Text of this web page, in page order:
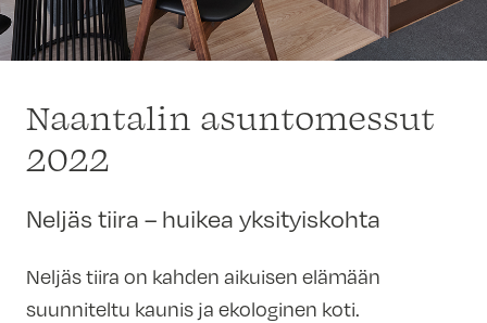
Naantalin asuntomessut
2022
Neljäs tiira – huikea yksityiskohta
Neljäs tiira on kahden aikuisen elämään
suunniteltu kaunis ja ekologinen koti.